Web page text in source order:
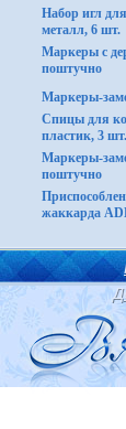
Набор игл
металл, 6 шт.
Маркеры с
поштучно
Маркеры-
Спицы для
пластик, 3 шт.
Маркеры-
поштучно
жаккарда